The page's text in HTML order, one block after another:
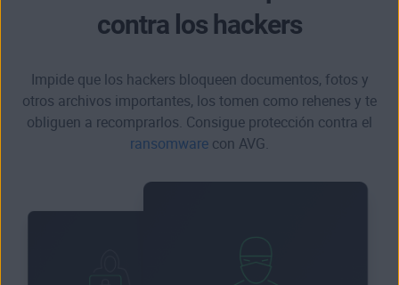
contra los hackers
Impide que los hackers bloqueen documentos, fotos y
otros archivos importantes, los tomen como rehenes y te
obliguen a recomprarlos. Consigue protección contra el
ransomware con AVG.